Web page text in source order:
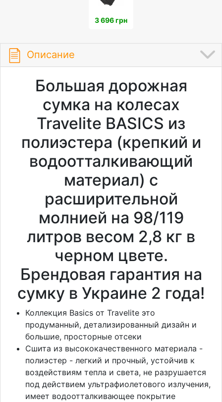
3 696 грн
Описание
Большая дорожная
сумка на колесах
Travelite BASICS из
полиэстера (крепкий и
водоотталкивающий
материал) с
расширительной
молнией на 98/119
литров весом 2,8 кг в
черном цвете.
Брендовая гарантия на
сумку в Украине 2 года!
Коллекция Basics от Travelite это
продуманный, детализированный дизайн и
большие, просторные отсеки
Сшита из высококачественного материала -
полиэстер - легкий и прочный, устойчив к
воздействиям тепла и света, не разрушается
под действием ультрафиолетового излучения,
имеет водоотталкивающее покрытие